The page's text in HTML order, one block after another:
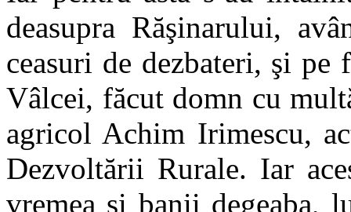
deasupra Răşinarului,
ceasuri de dezbateri, şi
Vâlcei, făcut domn cu
agricol Achim Irimescu,
Dezvoltării Rurale. Iar
vremea şi banii degeaba,